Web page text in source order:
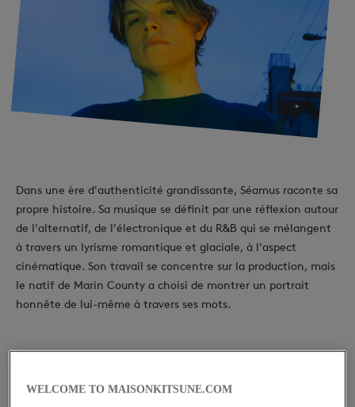
Dans une ère d'authenticité grandissante, Séamus raconte sa
propre histoire. Sa musique se définit par une réflexion autour
de l'alternatif, de l'électronique et du R&B qui se mélangent
à travers un lyrisme romantique et glaciale, à l'aspect
cinématique. Son travail se concentre sur la production, mais
le natif de Marin County a choisi de montrer un portrait
honnête de lui-même à travers ses mots.
DERNIÈRES RELEASES
WELCOME TO MAISONKITSUNE.COM